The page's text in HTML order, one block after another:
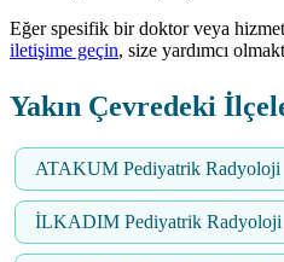
Eğer spesifik bir doktor veya
iletişime geçin, size yardımcı
Yakın Çevredeki
ATAKUM Pediyatrik Radyoloji
İLKADIM Pediyatrik Radyoloji